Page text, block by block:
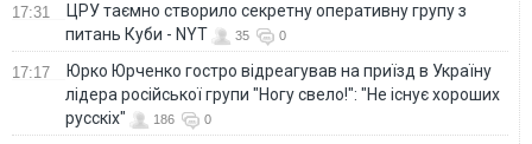
17:31
ЦРУ таємно створило секретну оперативну групу з
питань Куби - NYT
35 0
17:17
Юрко Юрченко гостро відреагував на приїзд в Україну
лідера російської групи "Ногу свело!": "Не існує хороших
русскіх"
186 0